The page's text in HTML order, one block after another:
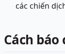
các chiến
Cách báo